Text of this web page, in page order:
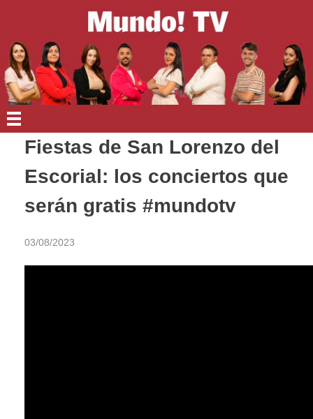
EN PORTADA
Fiestas de San Lorenzo del
Escorial: los conciertos que
serán gratis #mundotv
03/08/2023